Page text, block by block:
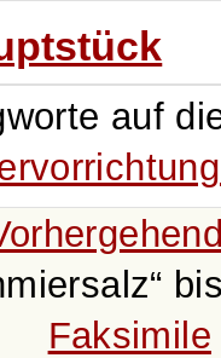
auf
Faksimile